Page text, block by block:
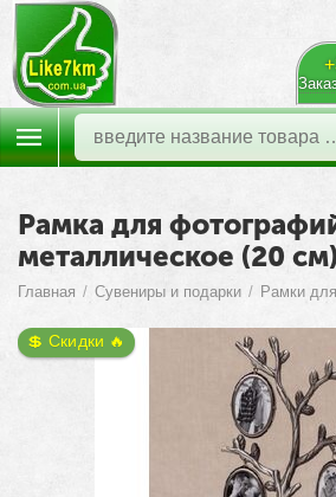
Рамка для
металлическое (20 см)
Главная / Сувениры и подарки / Рамки
💲 Скидки 🔥